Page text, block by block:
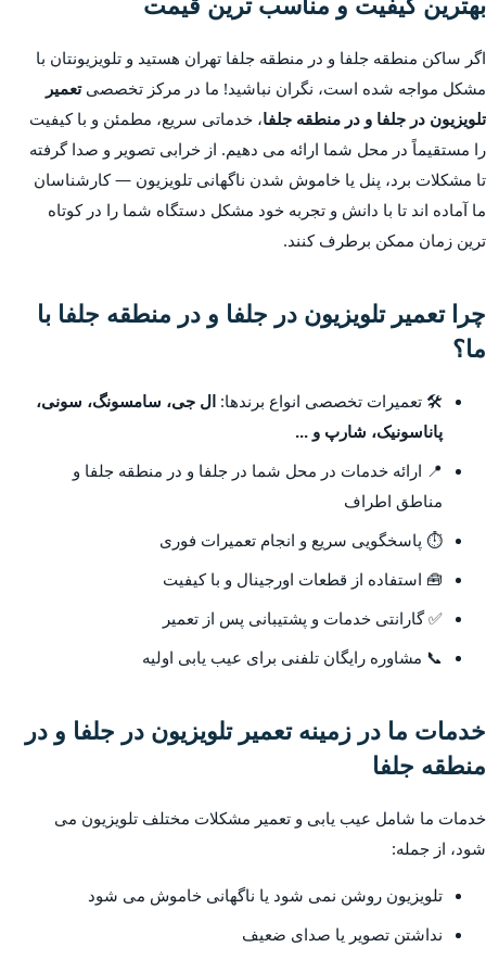
اگر ساکن منطقه جلفا و در منطقه جلفا تهران هستید و تلویزیونتان با
مشکل مواجه شده است، نگران نباشید! ما در مرکز تخصصیتعمیر
تلویزیون در جلفا و در منطقه جلفا، خدماتی سریع، مطمئن و با کیفیت
را مستقیماً در محل شما ارائه می دهیم. از خرابی تصویر و صدا گرفته
تا مشکلات برد، پنل یا خاموش شدن ناگهانی تلویزیون — کارشناسان
ما آماده اند تا با دانش و تجربه خود مشکل دستگاه شما را در کوتاه
ترین زمان ممکن برطرف کنند.
چرا تعمیر تلویزیون در جلفا و در منطقه جلفا با
ما؟
🛠️ تعمیرات تخصصی انواع برندها: ال جی، سامسونگ، سونی،
پاناسونیک، شارپ و ...
📍 ارائه خدمات در محل شما در جلفا و در منطقه جلفا و
مناطق اطراف
⏱️ پاسخگویی سریع و انجام تعمیرات فوری
🧰 استفاده از قطعات اورجینال و با کیفیت
✅ گارانتی خدمات و پشتیبانی پس از تعمیر
📞 مشاوره رایگان تلفنی برای عیب یابی اولیه
خدمات ما در زمینه تعمیر تلویزیون در جلفا و در
منطقه جلفا
خدمات ما شامل عیب یابی و تعمیر مشکلات مختلف تلویزیون می
شود، از جمله:
تلویزیون روشن نمی شود یا ناگهانی خاموش می شود
نداشتن تصویر یا صدای ضعیف